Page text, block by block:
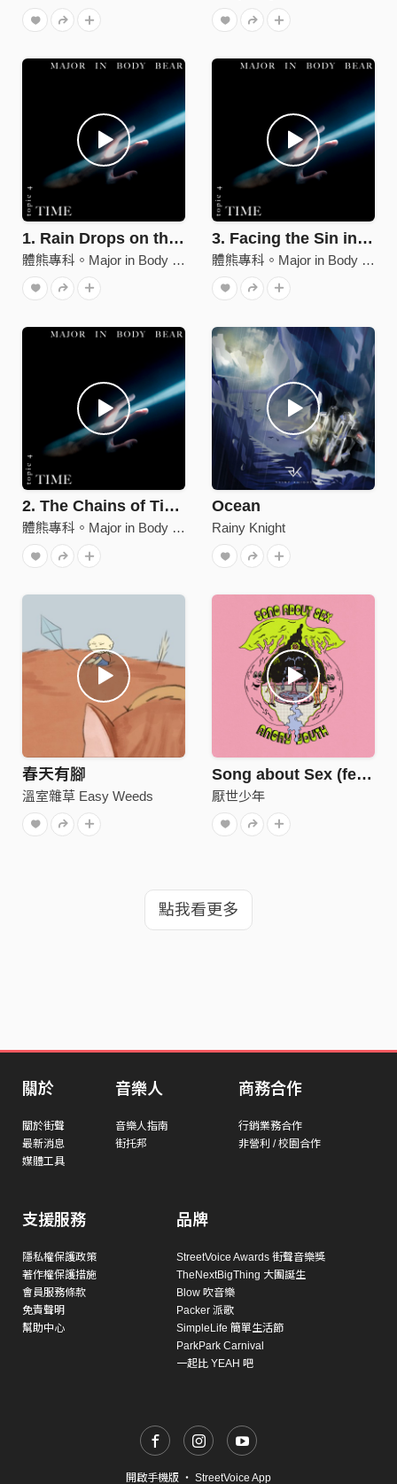
1. Rain Drops on the Shadow Reflect the Hate
體熊專科。Major in Body Bear
3. Facing the Sin in My Rotten Blood
體熊專科。Major in Body Bear
2. The Chains of Time Burn but won’t Fade Away
體熊專科。Major in Body Bear
Ocean
Rainy Knight
春天有腳
溫室雜草 Easy Weeds
Song about Sex (feat.奕碩＆伍悅)
厭世少年
點我看更多
關於
關於街聲
最新消息
媒體工具
音樂人
音樂人指南
街托邦
商務合作
行銷業務合作
非營利 / 校園合作
支援服務
隱私權保護政策
著作權保護措施
會員服務條款
免責聲明
幫助中心
品牌
StreetVoice Awards 街聲音樂獎
TheNextBigThing 大團誕生
Blow 吹音樂
Packer 派歌
SimpleLife 簡單生活節
ParkPark Carnival
一起比 YEAH 吧
開啟手機版 ・ StreetVoice App